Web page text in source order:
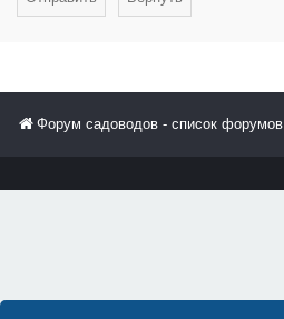
Форум садоводов - список форумов